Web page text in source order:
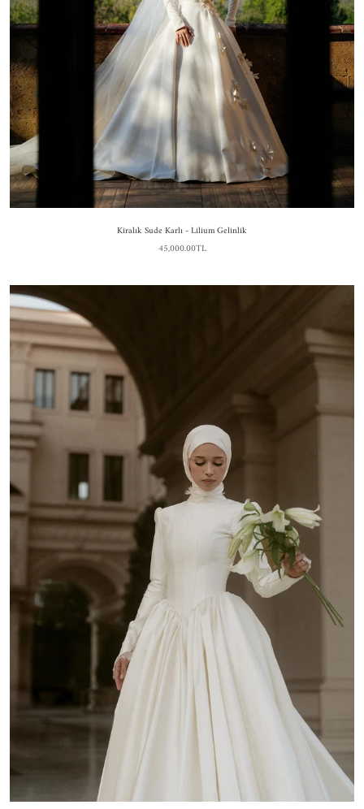
Kiralık Sude Karlı - Lilium Gelinlik
45,000.00TL